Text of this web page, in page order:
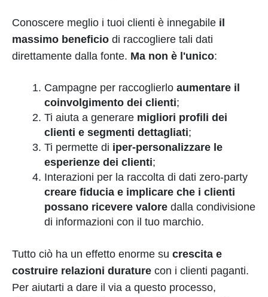
Conoscere meglio i tuoi clienti è innegabile il
massimo beneficio di raccogliere tali dati
direttamente dalla fonte. Ma non è l'unico:
Campagne per raccoglierlo aumentare il
coinvolgimento dei clienti;
Ti aiuta a generare migliori profili dei
clienti e segmenti dettagliati;
Ti permette di iper-personalizzare le
esperienze dei clienti;
Interazioni per la raccolta di dati zero-party
creare fiducia e implicare che i clienti
possano ricevere valore dalla condivisione
di informazioni con il tuo marchio.
Tutto ciò ha un effetto enorme su crescita e
costruire relazioni durature con i clienti paganti.
Per aiutarti a dare il via a questo processo,